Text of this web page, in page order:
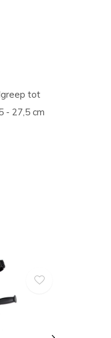
tot
- 27,5 cm